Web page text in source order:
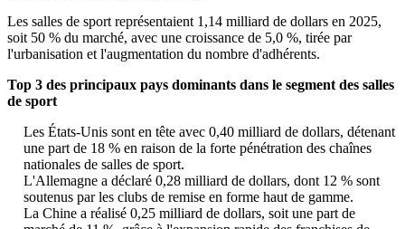
Les salles de sport représentaient 1,14 milliard de dollars en 2025,
soit 50 % du marché, avec une croissance de 5,0 %, tirée par
l'urbanisation et l'augmentation du nombre d'adhérents.
Top 3 des principaux pays dominants dans le segment des salles
de sport
Les États-Unis sont en tête avec 0,40 milliard de dollars, détenant
une part de 18 % en raison de la forte pénétration des chaînes
nationales de salles de sport.
L'Allemagne a déclaré 0,28 milliard de dollars, dont 12 % sont
soutenus par les clubs de remise en forme haut de gamme.
La Chine a réalisé 0,25 milliard de dollars, soit une part de